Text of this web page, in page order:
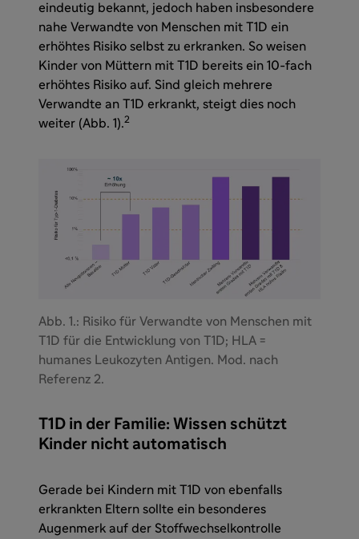
eindeutig bekannt, jedoch haben insbesondere
nahe Verwandte von Menschen mit T1D ein
erhöhtes Risiko selbst zu erkranken. So weisen
Kinder von Müttern mit T1D bereits ein 10-fach
erhöhtes Risiko auf. Sind gleich mehrere
Verwandte an T1D erkrankt, steigt dies noch
weiter (Abb. 1).2
Abb. 1.: Risiko für Verwandte von Menschen mit
T1D für die Entwicklung von T1D; HLA =
humanes Leukozyten Antigen. Mod. nach
Referenz 2.
T1D in der Familie: Wissen schützt
Kinder nicht automatisch
Gerade bei Kindern mit T1D von ebenfalls
erkrankten Eltern sollte ein besonderes
Augenmerk auf der Stoffwechselkontrolle